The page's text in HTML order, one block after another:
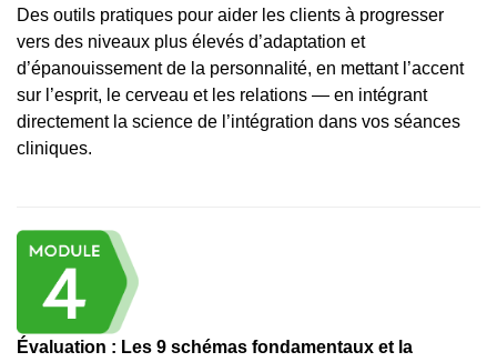
Des outils pratiques pour aider les clients à progresser
vers des niveaux plus élevés d’adaptation et
d’épanouissement de la personnalité, en mettant l’accent
sur l’esprit, le cerveau et les relations — en intégrant
directement la science de l’intégration dans vos séances
cliniques.
Évaluation : Les 9 schémas fondamentaux et la